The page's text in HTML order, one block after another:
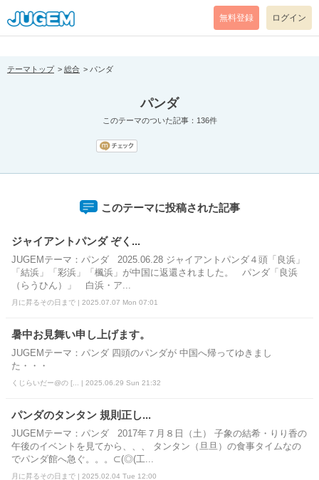
[pear_error: message="Success" code=0 mode=return level=notice
prefix="" info=""]
無料登録 ログイン
テーマトップ 総合 パンダ
パンダ
このテーマのついた記事：136件
このテーマに投稿された記事
ジャイアントパンダ ぞく...
JUGEMテーマ：パンダ 2025.06.28 ジャイアントパンダ４頭「良浜」
「結浜」「彩浜」「楓浜」が中国に返還されました。 パンダ「良浜
（らうひん）」 白浜・ア...
月に昇るその日まで | 2025.07.07 Mon 07:01
暑中お見舞い申し上げます。
JUGEMテーマ：パンダ 四頭のパンダが 中国へ帰ってゆきまし
た・・・
くじらいだー@の [... | 2025.06.29 Sun 21:32
パンダのタンタン 規則正し...
JUGEMテーマ：パンダ 2017年７月８日（土） 子象の結希・りり香の
午後のイベントを見てから、、、 タンタン（旦旦）の食事タイムなの
でパンダ館へ急ぐ。。。⊂(◎(工...
月に昇るその日まで | 2025.02.04 Tue 12:00